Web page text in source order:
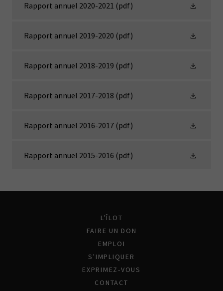
Rapport annuel 2020-2021 (pdf)
Rapport annuel 2019-2020 (pdf)
Rapport annuel 2018-2019 (pdf)
Rapport annuel 2017-2018 (pdf)
Rapport annuel 2016-2017 (pdf)
Rapport annuel 2015-2016 (pdf)
L'ÎLOT
FAIRE UN DON
EMPLOI
S'IMPLIQUER
EXPRIMEZ-VOUS
CONTACT